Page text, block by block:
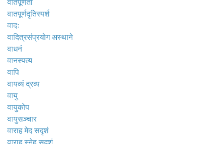
वातपूर्णता
वातपूर्णदृतिस्पर्श
वादः
वादित्रसंप्रयोग अस्थाने
वाधनं
वानस्पत्य
वापि
वायव्यं द्रव्य
वायु
वायुकोप
वायुसञ्चार
वाराह मेद सदृशं